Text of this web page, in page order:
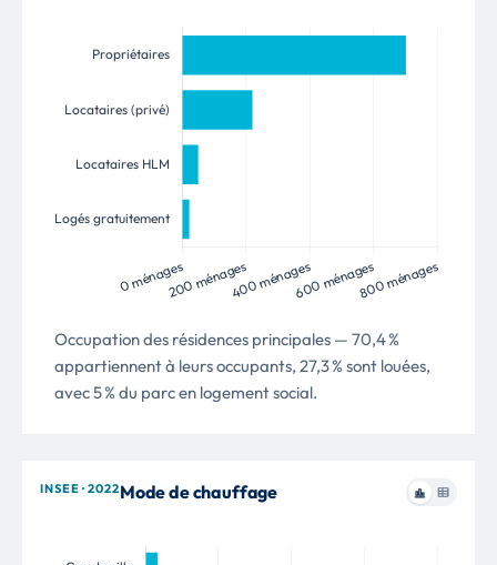
Occupation des résidences principales — 70,4 %
appartiennent à leurs occupants, 27,3 % sont louées,
avec 5 % du parc en logement social.
INSEE · 2022Mode de chauffage